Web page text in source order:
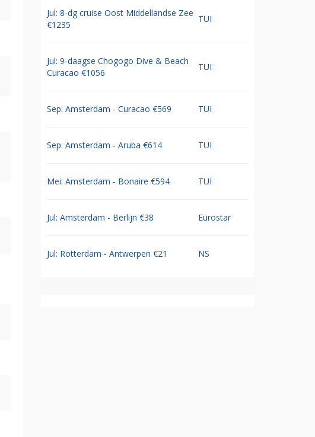
Jul: 8-dg cruise Oost Middellandse Zee
€1235
TUI
Jul: 9-daagse Chogogo Dive & Beach
Curacao €1056
TUI
Sep: Amsterdam - Curacao €569 TUI
Sep: Amsterdam - Aruba €614 TUI
Mei: Amsterdam - Bonaire €594 TUI
Jul: Amsterdam - Berlijn €38 Eurostar
Jul: Rotterdam - Antwerpen €21 NS